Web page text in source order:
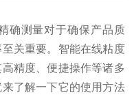
测量对于确保产品质
关重要。智能在线粘度
精度、便捷操作等诸多
了解一下它的使用方法